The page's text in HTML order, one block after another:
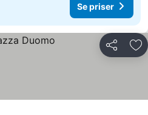
Se priser
Dela